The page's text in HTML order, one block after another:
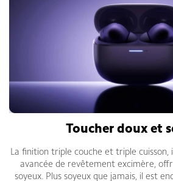
Toucher doux et
La finition triple couche et triple cuisson,
avancée de revêtement excimère,
soyeux. Plus soyeux que jamais, il est